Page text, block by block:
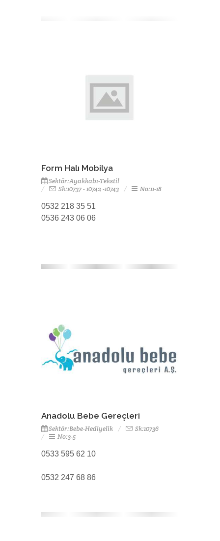
Form Halı Mobilya
Sektör:Ayakkabı-Tekstil
Sk:10737 - 10742 -10743
No:11-18
0532 218 35 51
0536 243 06 06
Anadolu Bebe Gereçleri
Sektör:Bebe-Hediyelik
Sk:10736
No:3-5
0533 595 62 10
0532 247 68 86